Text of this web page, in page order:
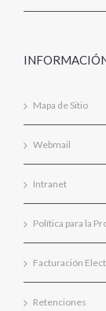
Mapa de Sitio
Webmail
Intranet
Política para la
Facturación
Retenciones